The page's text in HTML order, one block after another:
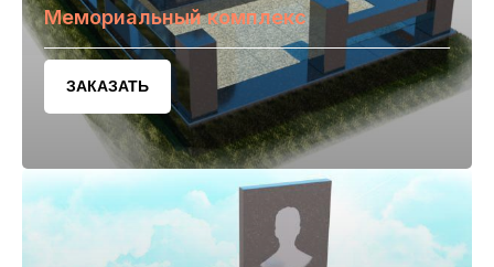
Мемориальный комплекс
ЗАКАЗАТЬ